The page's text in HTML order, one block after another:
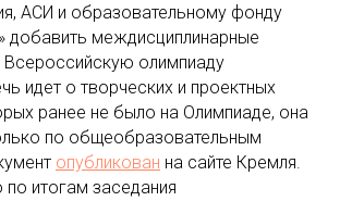
АСИ и образовательному фонду
добавить междисциплинарные
Всероссийскую олимпиаду
идет о творческих и проектных
ранее не было на Олимпиаде, она
по общеобразовательным
опубликован на сайте Кремля.
итогам заседания